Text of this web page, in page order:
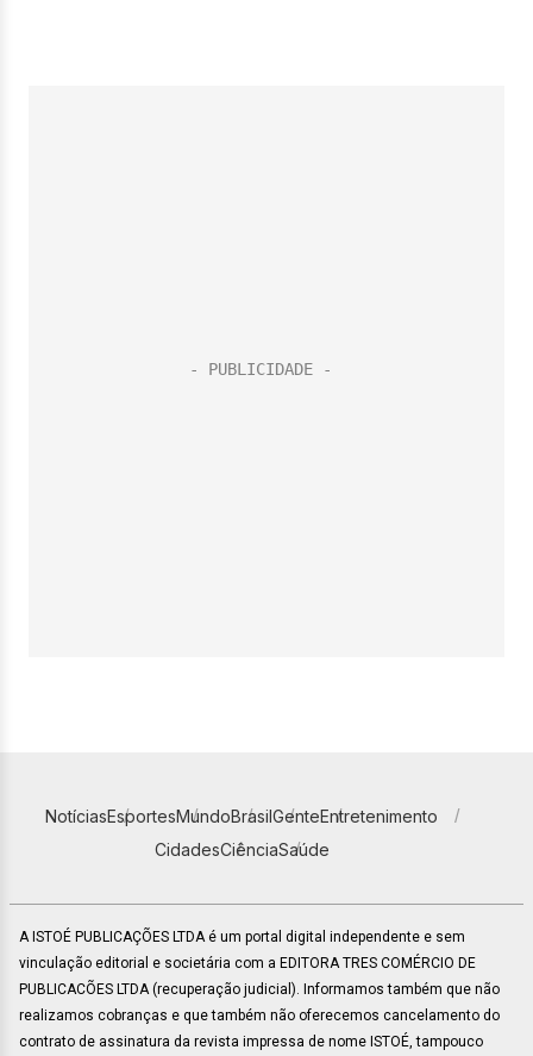
NotíciasEsportesMundoBrasilGenteEntretenimento
CidadesCiênciaSaúde
A ISTOÉ PUBLICAÇÕES LTDA é um portal digital independente e sem
vinculação editorial e societária com a EDITORA TRES COMÉRCIO DE
PUBLICACÕES LTDA (recuperação judicial). Informamos também que não
realizamos cobranças e que também não oferecemos cancelamento do
contrato de assinatura da revista impressa de nome ISTOÉ, tampouco